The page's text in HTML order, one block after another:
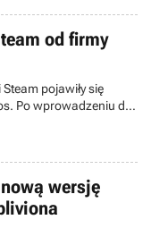
od firmy
pojawiły się
Po wprowadzeniu do
w połowie
zdecydował się na
wersję